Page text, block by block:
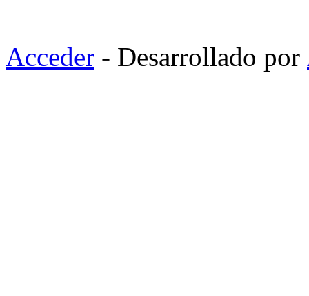
Acceder - Desarrollado por